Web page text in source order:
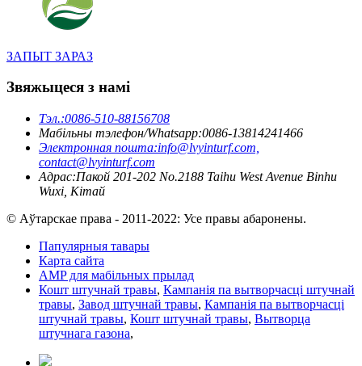
ЗАПЫТ ЗАРАЗ
Звяжыцеся з намі
Тэл.:0086-510-88156708
Мабільны тэлефон/Whatsapp:0086-13814241466
Электронная пошта:info@lvyinturf.com,
contact@lvyinturf.com
Адрас:Пакой 201-202 No.2188 Taihu West Avenue Binhu
Wuxi, Кітай
© Аўтарскае права - 2011-2022: Усе правы абаронены.
Папулярныя тавары
Карта сайта
AMP для мабільных прылад
Кошт штучнай травы, Кампанія па вытворчасці штучнай
травы, Завод штучнай травы, Кампанія па вытворчасці
штучнай травы, Кошт штучнай травы, Вытворца
штучнага газона,